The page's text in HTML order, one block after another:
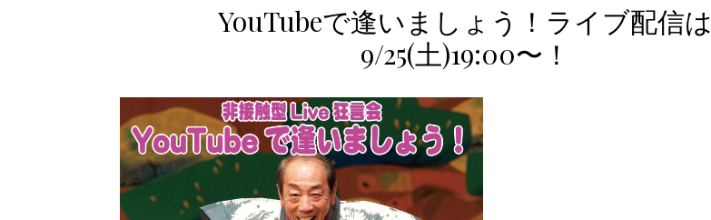
YouTubeで逢いましょう！ライブ配信は
9/25(土)19:00〜！